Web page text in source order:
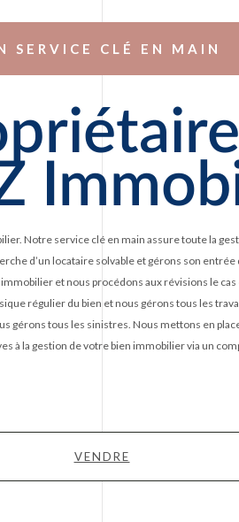
SERVICE CLÉ EN MAIN
Notre service clé en main assure toute la
d’un locataire solvable et gérons son
et nous procédons aux révisions le
régulier du bien et nous gérons tous les
gérons tous les sinistres. Nous mettons en
à la gestion de votre bien immobilier via un
VENDRE